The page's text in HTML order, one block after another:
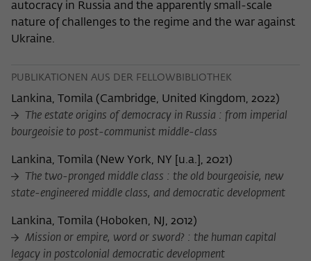
autocracy in Russia and the apparently small-scale
nature of challenges to the regime and the war against
Ukraine.
PUBLIKATIONEN AUS DER FELLOWBIBLIOTHEK
Lankina, Tomila (Cambridge, United Kingdom, 2022)
The estate origins of democracy in Russia : from imperial
bourgeoisie to post-communist middle-class
Lankina, Tomila ( New York, NY [u.a.], 2021)
The two-pronged middle class : the old bourgeoisie, new
state-engineered middle class, and democratic development
Lankina, Tomila ( Hoboken, NJ, 2012)
Mission or empire, word or sword? : the human capital
legacy in postcolonial democratic development